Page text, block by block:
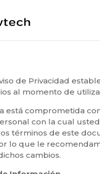
de Privacidad
al momento de
está comprometida
con la cual
términos de este
lo que le
cambios.